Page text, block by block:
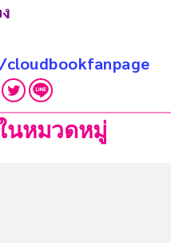
นหมวดหมู่